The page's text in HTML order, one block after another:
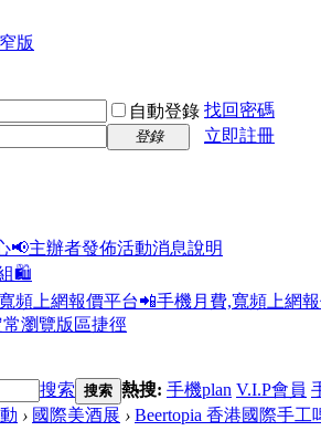
版
自動登錄 找回密碼
登錄
立即註冊
📢主辦者發佈活動消息說明
🛍️
頻上網報價平台📲手機月費,寬頻上網
常瀏覽版區捷徑
搜索 搜索 熱搜: 手機plan V.I.P會員
› 國際美酒展 › Beertopia 香港國際手工